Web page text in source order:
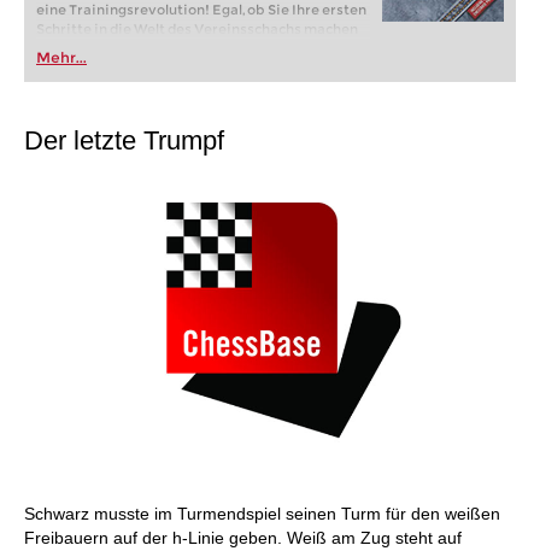
eine Trainingsrevolution! Egal, ob Sie Ihre ersten
Schritte in die Welt des Vereinsschachs machen
oder bereits auf Turnierniveau spielen: Mit
FRITZ trainieren Sie effizienter, intelligenter und
individueller als je zuvor.
Mehr...
Der letzte Trumpf
Schwarz musste im Turmendspiel seinen Turm für den weißen
Freibauern auf der h-Linie geben. Weiß am Zug steht auf